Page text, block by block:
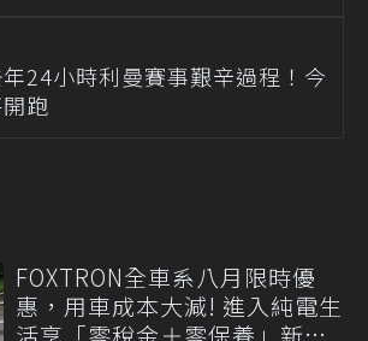
24小時利曼賽事艱辛過程！今
跑
FOXTRON全車系八月限時優
惠，用車成本大減! 進入純電生
活享「零稅金＋零保養」新時